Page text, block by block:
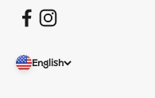
English